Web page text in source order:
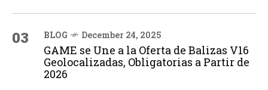
03 BLOG December 24, 2025
GAME se Une a la Oferta de Balizas V16
Geolocalizadas, Obligatorias a Partir de
2026